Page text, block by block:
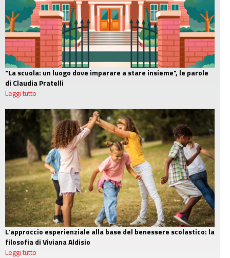
"La scuola: un luogo dove imparare a stare insieme", le parole
di Claudia Pratelli
Leggi tutto
L'approccio esperienziale alla base del benessere scolastico: la
filosofia di Viviana Aldisio
Leggi tutto